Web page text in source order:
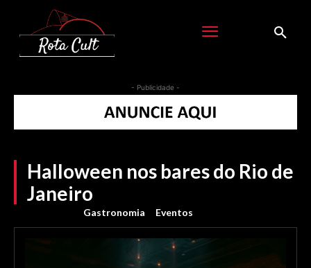
- Publicidade -
Halloween nos bares do Rio de
Janeiro
Gastronomia Eventos